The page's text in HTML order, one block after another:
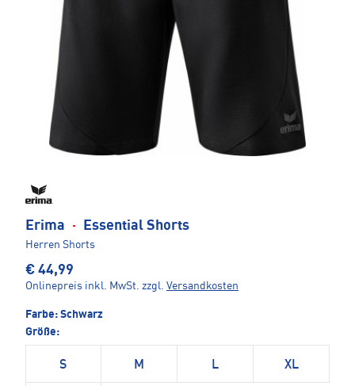
Erima · Essential Shorts
Herren Shorts
€ 44,99
Onlinepreis inkl. MwSt. zzgl. Versandkosten
Farbe: Schwarz
Größe:
S M L XL